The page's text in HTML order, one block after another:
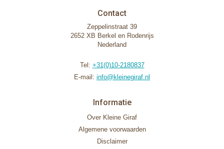
Contact
Zeppelinstraat 39
2652 XB Berkel en Rodenrijs
Nederland
Tel: +31(0)10-2180837
E-mail: info@kleinegiraf.nl
Informatie
Over Kleine Giraf
Algemene voorwaarden
Disclaimer